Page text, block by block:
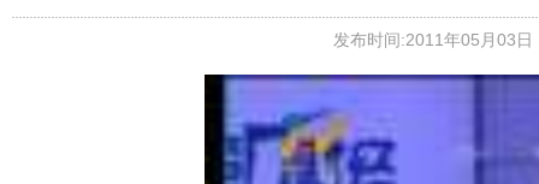
发布时间:2011年05月03